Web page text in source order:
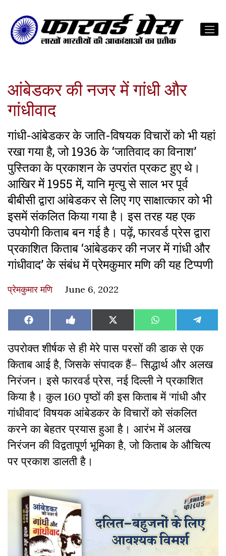
आंबेडकर की नजर में गांधी और
गांधीवाद
गांधी-आंबेडकर के जाति-विषयक विचारों को भी यहां
रखा गया है, जो 1936 के ‘जातिवाद का विनाश’
पुस्तिका के प्रकाशन के उपरांत प्रकट हुए थे।
आखिर में 1955 में, यानि मृत्यु से साल भर पूर्व
बीबीसी द्वारा आंबेडकर से लिए गए साक्षात्कार को भी
इसमें संकलित किया गया है। इस तरह यह एक
उपयोगी किताब बन गई है। पढ़ें, फारवर्ड प्रेस द्वारा
प्रकाशित किताब ‘आंबेडकर की नजर में गांधी और
गांधीवाद’ के संबंध में प्रेमकुमार मणि की यह टिप्पणी
प्रेमकुमार मणि June 6, 2022
Share
on
Facebook Share
on
Like
on
Facebook
Share
on
X
(Twitter)
Share
on
WhatsAppShare
on
उपरोक्त शीर्षक से ही मेरे पास परसों की डाक से एक
किताब आई है, जिसके संपादक हैं– सिद्धार्थ और अलख
निरंजन। इसे फारवर्ड प्रेस, नई दिल्ली ने प्रकाशित
किया है। कुल 160 पृष्ठों की इस किताब में ‘गांधी और
गांधीवाद’ विषयक आंबेडकर के विचारों को संकलित
करने का बेहतर प्रयास हुआ है। आरंभ में अलख
निरंजन की विद्वतापूर्ण भूमिका है, जो किताब के औचित्य
पर प्रकाश डालती है।